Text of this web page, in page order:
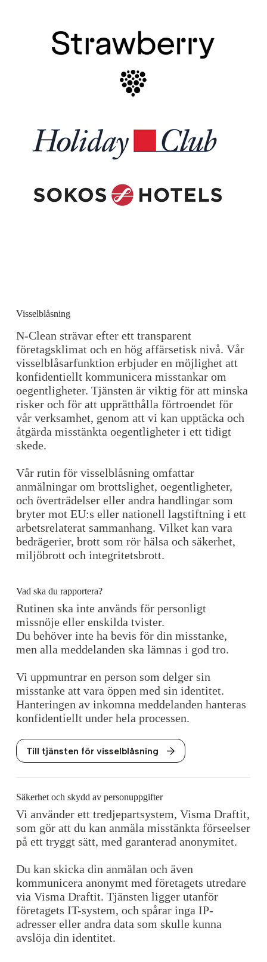
Visselblåsning
N-Clean strävar efter ett transparent
företagsklimat och en hög affärsetisk nivå. Vår
visselblåsarfunktion erbjuder en möjlighet att
konfidentiellt kommunicera misstankar om
oegentligheter. Tjänsten är viktig för att minska
risker och för att upprätthålla förtroendet för
vår verksamhet, genom att vi kan upptäcka och
åtgärda misstänkta oegentligheter i ett tidigt
skede.
Vår rutin för visselblåsning omfattar
anmälningar om brottslighet, oegentligheter,
och överträdelser eller andra handlingar som
bryter mot EU:s eller nationell lagstiftning i ett
arbetsrelaterat sammanhang. Vilket kan vara
bedrägerier, brott som rör hälsa och säkerhet,
miljöbrott och integritetsbrott.
Vad ska du rapportera?
Rutinen ska inte används för personligt
missnöje eller enskilda tvister.
Du behöver inte ha bevis för din misstanke,
men alla meddelanden ska lämnas i god tro.
Vi uppmuntrar en person som delger sin
misstanke att vara öppen med sin identitet.
Hanteringen av inkomna meddelanden hanteras
konfidentiellt under hela processen.
Till tjänsten för visselblåsning
Säkerhet och skydd av personuppgifter
Vi använder ett tredjepartsystem, Visma Draftit,
som gör att du kan anmäla misstänkta förseelser
på ett tryggt sätt, med garanterad anonymitet.
Du kan skicka din anmälan och även
kommunicera anonymt med företagets utredare
via Visma Draftit. Tjänsten ligger utanför
företagets IT-system, och spårar inga IP-
adresser eller andra data som skulle kunna
avslöja din identitet.